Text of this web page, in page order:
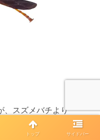
、スズメバチより
トップ サイドバー